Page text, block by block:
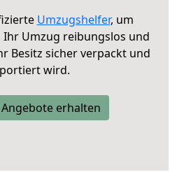
Umzugshelfer, um
Ihr Umzug reibungslos und
Besitz sicher verpackt und
wird.
erhalten